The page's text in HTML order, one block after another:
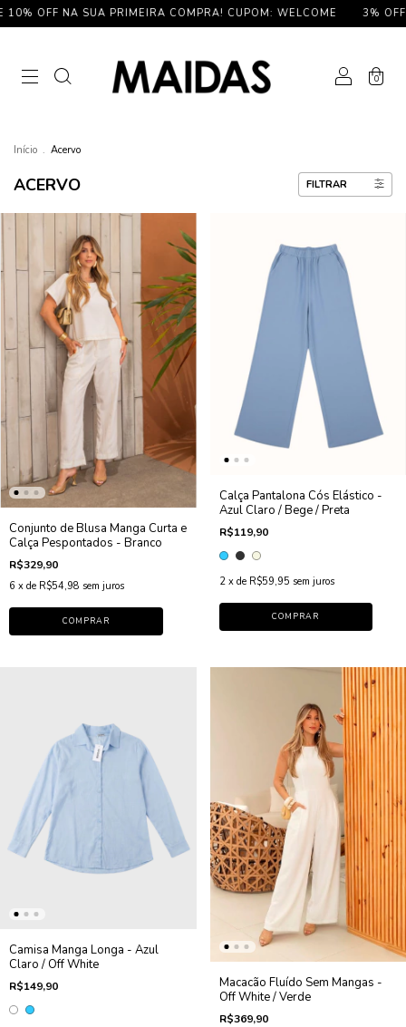
NA SUA PRIMEIRA COMPRA! CUPOM: WELCOME 3% OFF NO PIX
0
Início . Acervo
ACERVO FILTRAR
Conjunto de Blusa Manga Curta e
Calça Pespontados - Branco
R$329,90
6 x de R$54,98 sem juros
COMPRAR
Calça Pantalona Cós Elástico -
Azul Claro / Bege / Preta
R$119,90
2 x de R$59,95 sem juros
COMPRAR
Camisa Manga Longa - Azul
Claro / Off White
R$149,90
Macacão Fluído Sem Mangas -
Off White / Verde
R$369,90